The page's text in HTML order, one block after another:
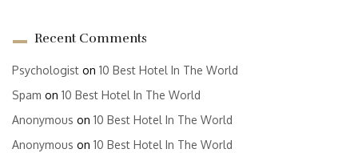
Recent Comments
Psychologist on 10 Best Hotel In The World
Spam on 10 Best Hotel In The World
Anonymous on 10 Best Hotel In The World
Anonymous on 10 Best Hotel In The World